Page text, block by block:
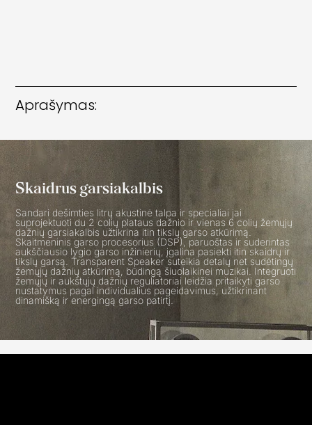
Aprašymas:
Skaidrus garsiakalbis
Sandari dešimties litrų akustinė talpa ir specialiai jai
suprojektuoti du 2 colių plataus dažnio ir vienas 6 colių žemųjų
dažnių garsiakalbis užtikrina itin tikslų garso atkūrimą.
Skaitmeninis garso procesorius (DSP), paruoštas ir suderintas
aukščiausio lygio garso inžinierių, įgalina pasiekti itin skaidrų ir
tikslų garsą. Transparent Speaker suteikia detalų net sudėtingų
žemųjų dažnių atkūrimą, būdingą šiuolaikinei muzikai. Integruoti
žemųjų ir aukštųjų dažnių reguliatoriai leidžia pritaikyti garso
nustatymus pagal individualius pageidavimus, užtikrinant
dinamišką ir energingą garso patirtį.